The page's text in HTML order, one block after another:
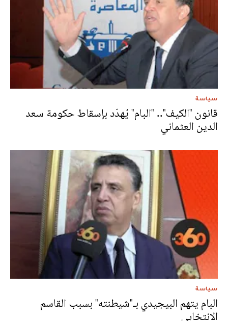
سياسة
قانون "الكيف".. "البام" يُهدّد بإسقاط حكومة سعد
الدين العثماني
سياسة
البام يتهم البيجيدي بـ"شيطنته" بسبب القاسم
الانتخابي